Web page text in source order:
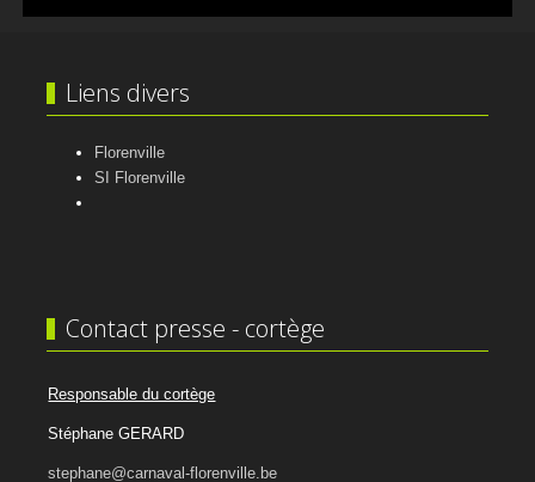
Liens divers
Florenville
SI Florenville
Contact presse - cortège
Responsable du cortège
Stéphane GERARD
stephane@carnaval-florenville.be